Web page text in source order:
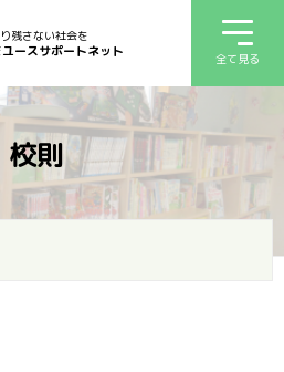
残さない社会を
ースサポートネット 全て見る
校則